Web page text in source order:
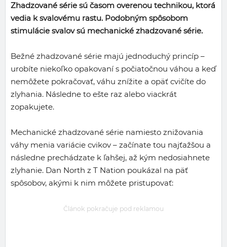
Zhadzované série sú časom overenou technikou, ktorá
vedia k svalovému rastu. Podobným spôsobom
stimulácie svalov sú mechanické zhadzované série.
Bežné zhadzované série majú jednoduchý princíp –
urobíte niekoľko opakovaní s počiatočnou váhou a keď
nemôžete pokračovať, váhu znížite a opäť cvičíte do
zlyhania. Následne to ešte raz alebo viackrát
zopakujete.
Mechanické zhadzované série namiesto znižovania
váhy menia variácie cvikov – začínate tou najťažšou a
následne prechádzate k ľahšej, až kým nedosiahnete
zlyhanie. Dan North z T Nation poukázal na päť
spôsobov, akými k nim môžete pristupovať:
Článok pokračuje pod reklamou